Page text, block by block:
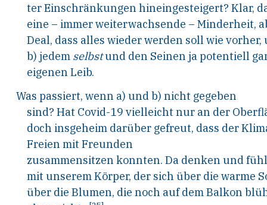
ter Einschränkungen hineingesteigert? Klar,
eine – immer weiterwachsende – Minderheit,
Deal, dass alles wieder werden soll wie vorher,
b) jedem selbstund den Seinen ja potentiell
eigenen Leib.
Was passiert, wenn a) und b) nicht gegeben
sind? Hat Covid-19 vielleicht nur an der
doch insgeheim darüber gefreut, dass der
Freien mit Freunden
zusammensitzen konnten. Da denken und
mit unserem Körper, der sich über die warme
über die Blumen, die noch auf dem Balkon